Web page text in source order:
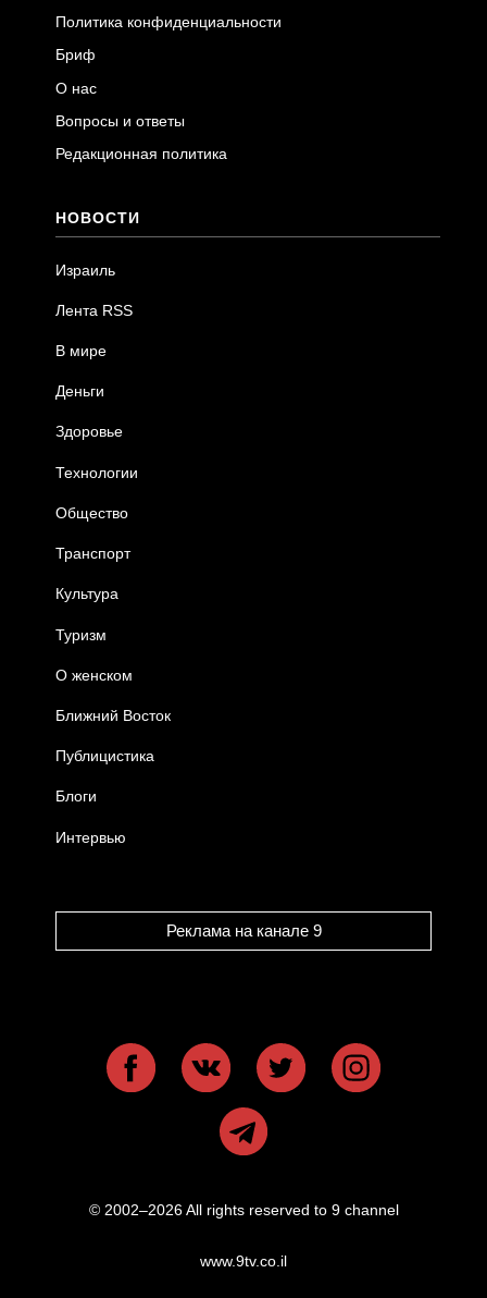
Политика конфиденциальности
Бриф
О нас
Вопросы и ответы
Редакционная политика
НОВОСТИ
Израиль
Лента RSS
В мире
Деньги
Здоровье
Технологии
Общество
Транспорт
Культура
Туризм
О женском
Ближний Восток
Публицистика
Блоги
Интервью
Реклама на канале 9
© 2002–2026 All rights reserved to 9 channel
www.9tv.co.il